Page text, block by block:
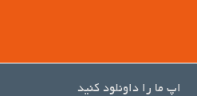
اپ ما را داونلود کنید